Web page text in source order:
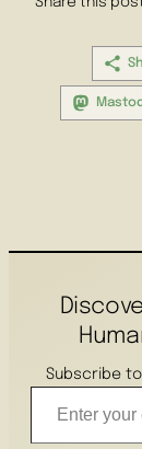
Subscribe
Enter your email